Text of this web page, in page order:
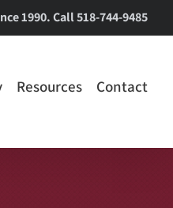
1990. Call 518-744-9485
Resources Contact